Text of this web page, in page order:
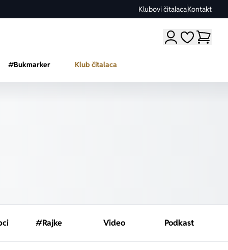
Klubovi čitalacaKontakt
Moji omiljeni
#Bukmarker Klub čitalaca
#Rajke Video Podkast